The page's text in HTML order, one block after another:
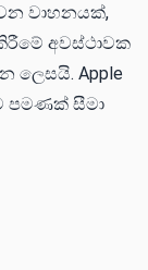
වාහනයක්,
අවස්ථාවක
ලෙසයි. Apple
පමණක් සීමා